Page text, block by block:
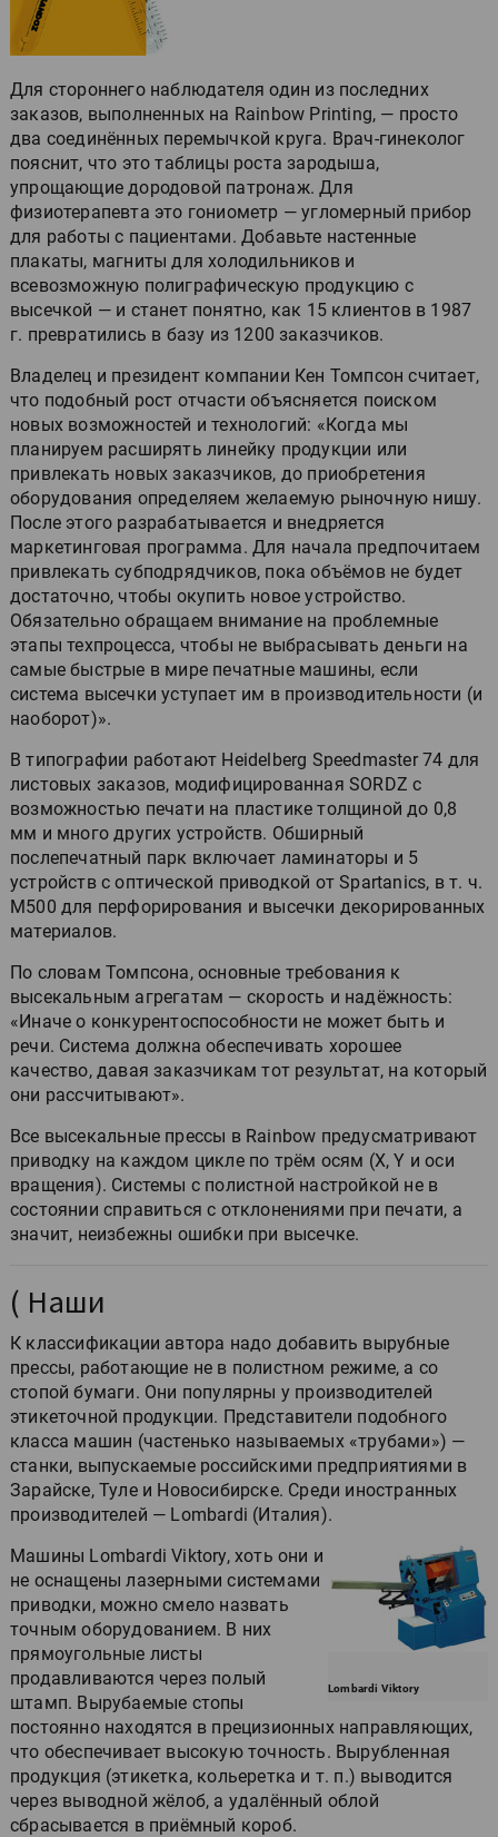
Для стороннего наблюдателя один из последних
заказов, выполненных на Rainbow Printing, — просто
два соединённых перемычкой круга. Врач-гинеколог
пояснит, что это таблицы роста зародыша,
упрощающие дородовой патронаж. Для
физиотерапевта это гониометр — угломерный прибор
для работы с пациентами. Добавьте настенные
плакаты, магниты для холодильников и
всевозможную полиграфическую продукцию с
высечкой — и станет понятно, как 15 клиентов в 1987
г. превратились в базу из 1200 заказчиков.
Владелец и президент компании Кен Томпсон считает,
что подобный рост отчасти объясняется поиском
новых возможностей и технологий: «Когда мы
планируем расширять линейку продукции или
привлекать новых заказчиков, до приобретения
оборудования определяем желаемую рыночную нишу.
После этого разрабатывается и внедряется
маркетинговая программа. Для начала предпочитаем
привлекать субподрядчиков, пока объёмов не будет
достаточно, чтобы окупить новое устройство.
Обязательно обращаем внимание на проблемные
этапы техпроцесса, чтобы не выбрасывать деньги на
самые быстрые в мире печатные машины, если
система высечки уступает им в производительности (и
наоборот)».
В типографии работают Heidelberg Speedmaster 74 для
листовых заказов, модифицированная SORDZ с
возможностью печати на пластике толщиной до 0,8
мм и много других устройств. Обширный
послепечатный парк включает ламинаторы и 5
устройств с оптической приводкой от Spartanics, в т. ч.
M500 для перфорирования и высечки декорированных
материалов.
По словам Томпсона, основные требования к
высекальным агрегатам — скорость и надёжность:
«Иначе о конкурентоспособности не может быть и
речи. Система должна обеспечивать хорошее
качество, давая заказчикам тот результат, на который
они рассчитывают».
Все высекальные прессы в Rainbow предусматривают
приводку на каждом цикле по трём осям (X, Y и оси
вращения). Системы с полистной настройкой не в
состоянии справиться с отклонениями при печати, а
значит, неизбежны ошибки при высечке.
( Наши
К классификации автора надо добавить вырубные
прессы, работающие не в полистном режиме, а со
стопой бумаги. Они популярны у производителей
этикеточной продукции. Представители подобного
класса машин (частенько называемых «трубами») —
станки, выпускаемые российскими предприятиями в
Зарайске, Туле и Новосибирске. Среди иностранных
производителей — Lombardi (Италия).
Lombardi Viktory
Машины Lombardi Viktory, хоть они и
не оснащены лазерными системами
приводки, можно смело назвать
точным оборудованием. В них
прямоугольные листы
продавливаются через полый
штамп. Вырубаемые стопы
постоянно находятся в прецизионных направляющих,
что обеспечивает высокую точность. Вырубленная
продукция (этикетка, кольеретка и т. п.) выводится
через выводной жёлоб, а удалённый облой
сбрасывается в приёмный короб.